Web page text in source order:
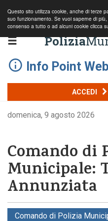
Questo sito utilizza cookie, anche di terze
suo funzionamento. Se vuoi saperne di
consenso a tutto o ad alcuni cookie clicca
Polizia
Info Point Web
ACCEDI
domenica, 9 agosto 2026
Comando di
Municipale:
Annunziata
Comando di Polizia